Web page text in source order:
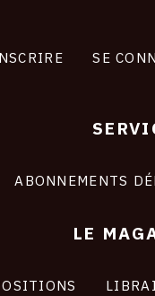
SE
ABONNEMENTS
LE